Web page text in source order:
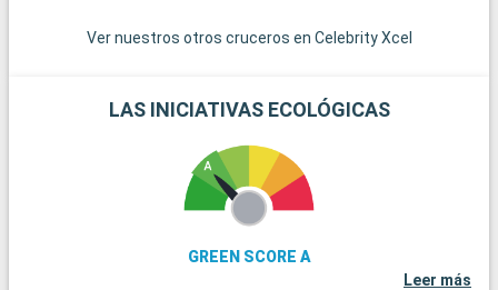
Ver nuestros otros cruceros en Celebrity Xcel
LAS INICIATIVAS ECOLÓGICAS
GREEN SCORE A
Leer más